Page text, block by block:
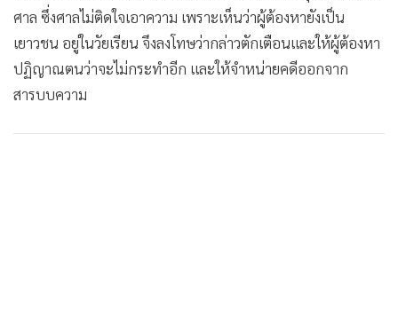
• Green Innovation & SD
• Management & HR
• MGR Live
• Infographic
• การเมือง
ศาล ซึ่งศาลไม่ติดใจเอาความ เพราะเห็นว่าผู้ต้องหายังเป็น
เยาวชน อยู่ในวัยเรียน จึงลงโทษว่ากล่าวตักเตือนและให้ผู้ต้องหา
ปฏิญาณตนว่าจะไม่กระทำอีก และให้จำหน่ายคดีออกจาก
สารบบความ